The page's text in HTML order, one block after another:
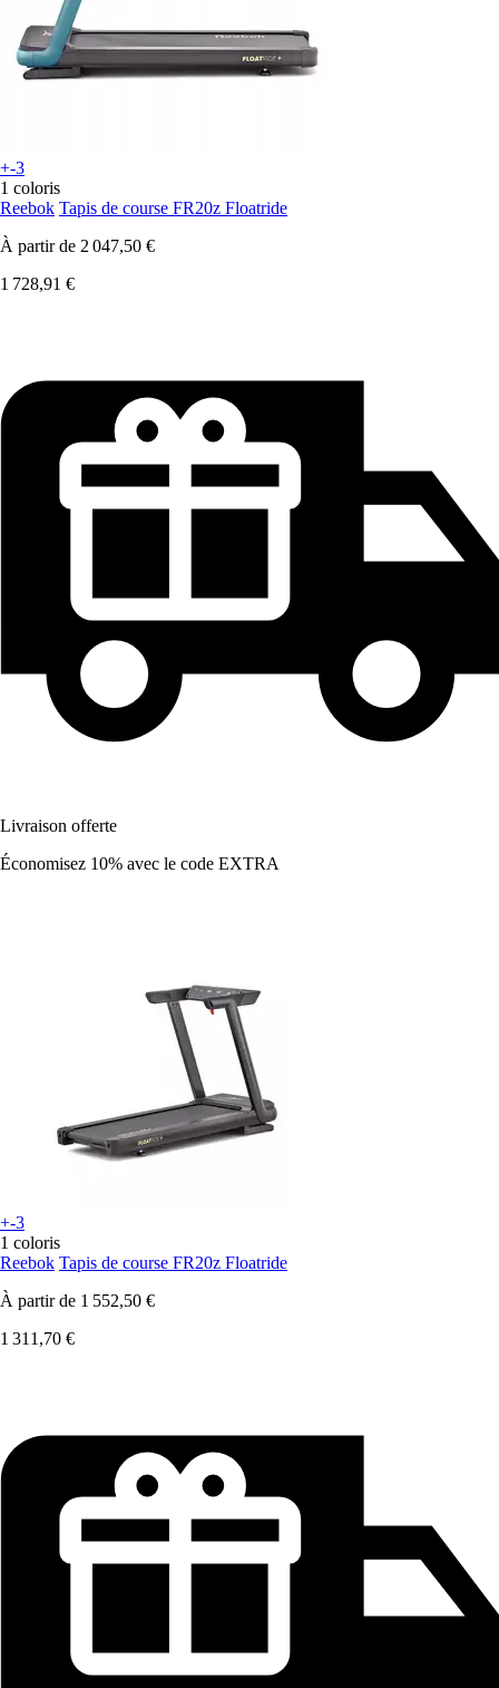
+-3
1 coloris
Reebok Tapis de course FR20z Floatride
À partir de 2 047,50 €
1 728,91 €
Livraison offerte
Économisez 10% avec le code EXTRA
+-3
1 coloris
Reebok Tapis de course FR20z Floatride
À partir de 1 552,50 €
1 311,70 €